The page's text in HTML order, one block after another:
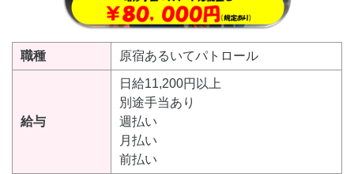
職種 原宿あるいてパトロール
給与
日給11,200円以上
別途手当あり
週払い
月払い
前払い